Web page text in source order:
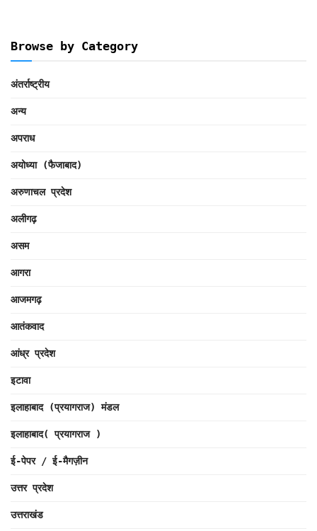
Browse by Category
अंतर्राष्ट्रीय
अन्य
अपराध
अयोध्या (फैजाबाद)
अरुणाचल प्रदेश
अलीगढ़
असम
आगरा
आजमगढ़
आतंकवाद
आंध्र प्रदेश
इटावा
इलाहाबाद (प्रयागराज) मंडल
इलाहाबाद( प्रयागराज )
ई-पेपर / ई-मैगज़ीन
उत्तर प्रदेश
उत्तराखंड